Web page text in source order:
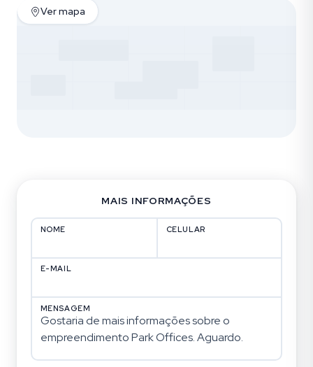
Ver mapa
MAIS INFORMAÇÕES
NOME CELULAR
E-MAIL
MENSAGEM